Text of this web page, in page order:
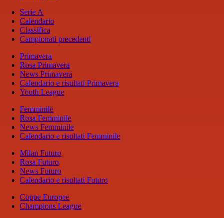
Serie A
Calendario
Classifica
Campionati precedenti
Primavera
Rosa Primavera
News Primavera
Calendario e risultati Primavera
Youth League
Femminile
Rosa Femminile
News Femminile
Calendario e risultati Femminile
Milan Futuro
Rosa Futuro
News Futuro
Calendario e risultati Futuro
Coppe Europee
Champions League